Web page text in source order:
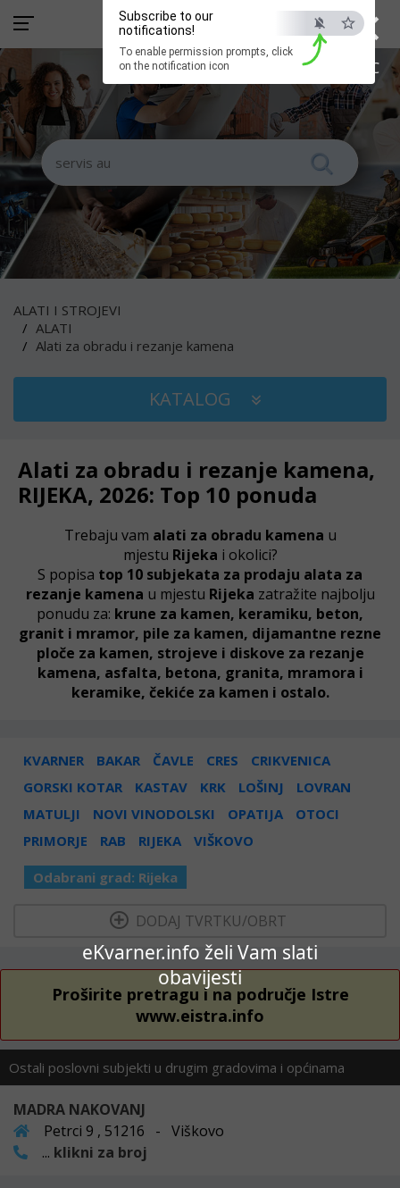
×
ESC
eKvarner.info želi Vam slati
obavijesti
Subscribe to our
notifications!
To enable permission prompts, click
on the notification icon
ALATI I STROJEVI
ALATI
Alati za obradu i rezanje kamena
KATALOG
Alati za obradu i rezanje kamena,
RIJEKA, 2026: Top 10 ponuda
Trebaju vam alati za obradu kamena u
mjestu Rijeka i okolici?
S popisa top 10 subjekata za prodaju alata za
rezanje kamena u mjestu Rijeka zatražite najbolju
ponudu za: krune za kamen, keramiku, beton,
granit i mramor, pile za kamen, dijamantne rezne
ploče za kamen, strojeve i diskove za rezanje
kamena, asfalta, betona, granita, mramora i
keramike, čekiće za kamen i ostalo.
KVARNER BAKAR ČAVLE CRES
CRIKVENICA
GORSKI KOTAR
KASTAV KRK LOŠINJ
LOVRAN
MATULJI
NOVI VINODOLSKI OPATIJA
OTOCI
PRIMORJE
RAB RIJEKA VIŠKOVO
Odabrani grad: Rijeka
DODAJ TVRTKU/OBRT
Proširite pretragu i na područje Istre
www.eistra.info
Ostali poslovni subjekti u drugim gradovima i općinama
MADRA NAKOVANJ
Petrci 9 , 51216 - Viškovo
... klikni za broj